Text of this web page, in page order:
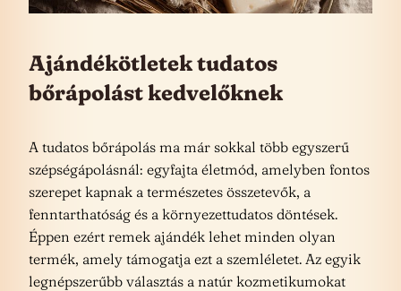
Ajándékötletek tudatos
bőrápolást kedvelőknek
A tudatos bőrápolás ma már sokkal több egyszerű
szépségápolásnál: egyfajta életmód, amelyben fontos
szerepet kapnak a természetes összetevők, a
fenntarthatóság és a környezettudatos döntések.
Éppen ezért remek ajándék lehet minden olyan
termék, amely támogatja ezt a szemléletet. Az egyik
legnépszerűbb választás a natúr kozmetikumokat